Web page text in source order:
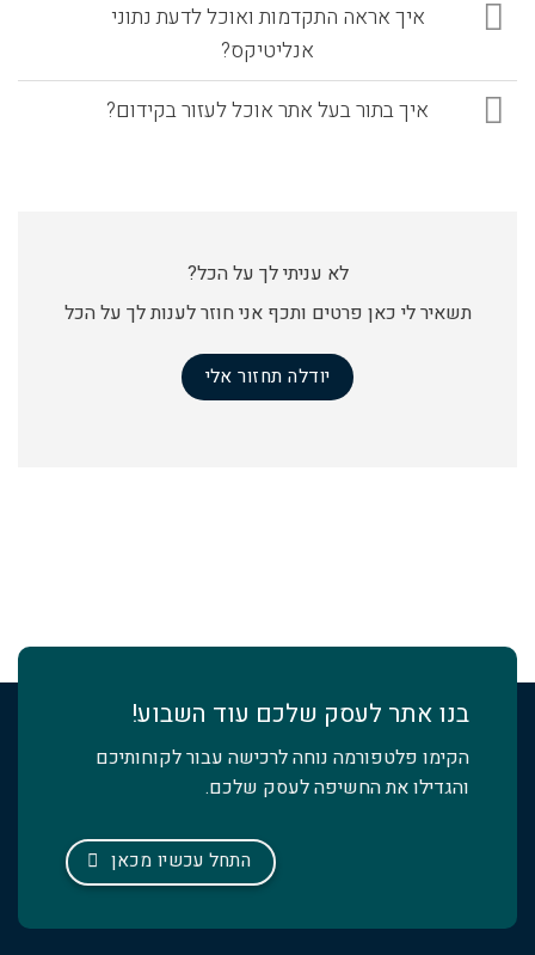
איך אראה התקדמות ואוכל לדעת נתוני
אנליטיקס?
איך בתור בעל אתר אוכל לעזור בקידום?
לא עניתי לך על הכל?
תשאיר לי כאן פרטים ותכף אני חוזר לענות לך על הכל
יודלה תחזור אלי
בנו אתר לעסק שלכם עוד השבוע!
הקימו פלטפורמה נוחה לרכישה עבור לקוחותיכם
והגדילו את החשיפה לעסק שלכם.
התחל עכשיו מכאן